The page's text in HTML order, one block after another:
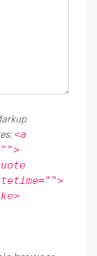
<a